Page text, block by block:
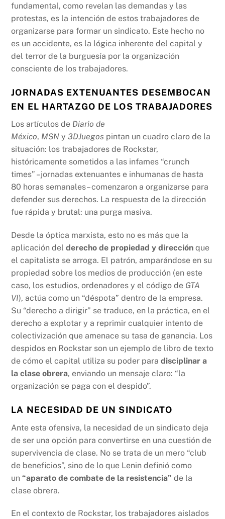
fundamental, como revelan las demandas y las
protestas, es la intención de estos trabajadores de
organizarse para formar un sindicato. Este hecho no
es un accidente, es la lógica inherente del capital y
del terror de la burguesía por la organización
consciente de los trabajadores.
JORNADAS EXTENUANTES DESEMBOCAN
EN EL HARTAZGO DE LOS TRABAJADORES
Los artículos de Diario de
México, MSN y3DJuegos pintan un cuadro claro de la
situación: los trabajadores de Rockstar,
históricamente sometidos a las infames “crunch
times” –jornadas extenuantes e inhumanas de hasta
80 horas semanales– comenzaron a organizarse para
defender sus derechos. La respuesta de la dirección
fue rápida y brutal: una purga masiva.
Desde la óptica marxista, esto no es más que la
aplicación delderecho de propiedad y dirección que
el capitalista se arroga. El patrón, amparándose en su
propiedad sobre los medios de producción (en este
caso, los estudios, ordenadores y el código de GTA
VI), actúa como un “déspota” dentro de la empresa.
Su “derecho a dirigir” se traduce, en la práctica, en el
derecho a explotar y a reprimir cualquier intento de
colectivización que amenace su tasa de ganancia. Los
despidos en Rockstar son un ejemplo de libro de texto
de cómo el capital utiliza su poder paradisciplinar a
la clase obrera, enviando un mensaje claro: “la
organización se paga con el despido”.
LA NECESIDAD DE UN SINDICATO
Ante esta ofensiva, la necesidad de un sindicato deja
de ser una opción para convertirse en una cuestión de
supervivencia de clase. No se trata de un mero “club
de beneficios”, sino de lo que Lenin definió como
un“aparato de combate de la resistencia” de la
clase obrera.
En el contexto de Rockstar, los trabajadores aislados